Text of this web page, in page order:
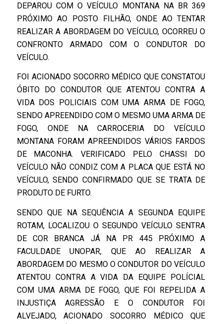
DEPAROU COM O VEÍCULO MONTANA NA BR 369
PRÓXIMO AO POSTO FILHÃO, ONDE AO TENTAR
REALIZAR A ABORDAGEM DO VEÍCULO, OCORREU O
CONFRONTO ARMADO COM O CONDUTOR DO
VEÍCULO.
FOI ACIONADO SOCORRO MÉDICO QUE CONSTATOU
ÓBITO DO CONDUTOR QUE ATENTOU CONTRA A
VIDA DOS POLICIAIS COM UMA ARMA DE FOGO,
SENDO APREENDIDO COM O MESMO UMA ARMA DE
FOGO, ONDE NA CARROCERIA DO VEÍCULO
MONTANA FORAM APREENDIDOS VÁRIOS FARDOS
DE MACONHA. VERIFICADO PELO CHASSI DO
VEÍCULO NÃO CONDIZ COM A PLACA QUE ESTÁ NO
VEÍCULO, SENDO CONFIRMADO QUE SE TRATA DE
PRODUTO DE FURTO.
SENDO QUE NA SEQUÊNCIA A SEGUNDA EQUIPE
ROTAM, LOCALIZOU O SEGUNDO VEÍCULO SENTRA
DE COR BRANCA JÁ NA PR 445 PRÓXIMO A
FACULDADE UNOPAR, QUE AO REALIZAR A
ABORDAGEM DO MESMO O CONDUTOR DO VEÍCULO
ATENTOU CONTRA A VIDA DA EQUIPE POLÍCIAL
COM UMA ARMA DE FOGO, QUE FOI REPELIDA A
INJUSTIÇA AGRESSÃO E O CONDUTOR FOI
ALVEJADO, ACIONADO SOCORRO MÉDICO QUE